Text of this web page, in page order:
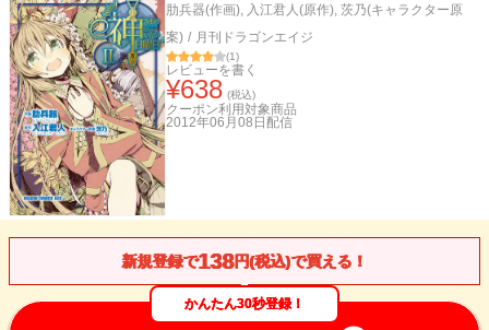
肋兵器(作画), 入江君人(原作), 茨乃(キャラクター原
案) / 月刊ドラゴンエイジ
(1)
レビューを書く
¥638 (税込)
クーポン利用対象商品
2012年06月08日 配信
新規登録で138円(税込)で買える！
かんたん30秒登録！